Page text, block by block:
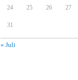
24 25 26 27
31
« Juli